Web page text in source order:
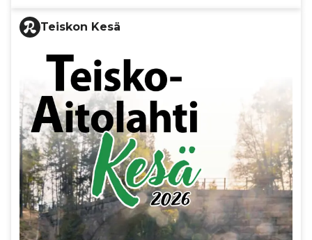
Teiskon Kesä